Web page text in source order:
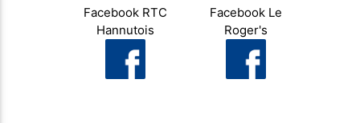
Facebook RTC
Hannutois
Facebook Le
Roger's